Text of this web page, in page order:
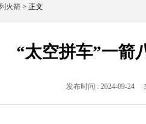
火箭 > 正文
“太空拼车”一箭
发布时间 : 2024-09-24